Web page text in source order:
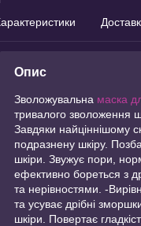
Опис
Зволожувальна маска
тривалого зволоження
Завдяки найціннішому
подразнену шкіру.
шкіри. Звужує пори,
ефективно бореться з
та нерівностями. -
та усуває дрібні
шкіри. Повертає